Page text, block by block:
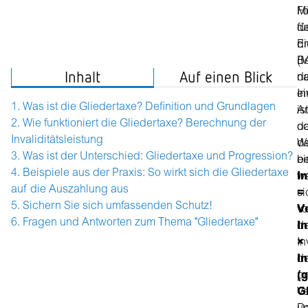
Inhalt Auf einen Blick
Was ist die Gliedertaxe? Definition und Grundlagen
Wie funktioniert die Gliedertaxe? Berechnung der
Invaliditätsleistung
Was ist der Unterschied: Gliedertaxe und Progression?
Beispiele aus der Praxis: So wirkt sich die Gliedertaxe
auf die Auszahlung aus
Sichern Sie sich umfassenden Schutz!
Fragen und Antworten zum Thema "Gliedertaxe"
ist
=
×